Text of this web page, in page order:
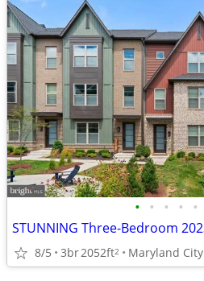
• • • • •
8/5 3br2052ft2 Maryland City